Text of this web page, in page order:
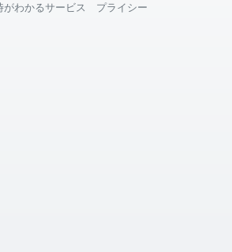
がわかるサービス プライシー